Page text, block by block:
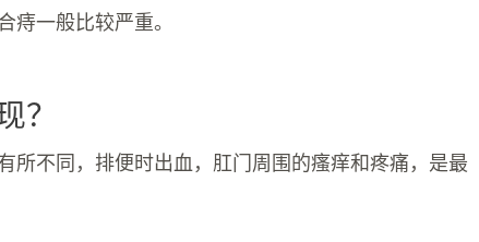
痔一般比较严重。
？
所不同，排便时出血，肛门周围的瘙痒和疼痛，是最